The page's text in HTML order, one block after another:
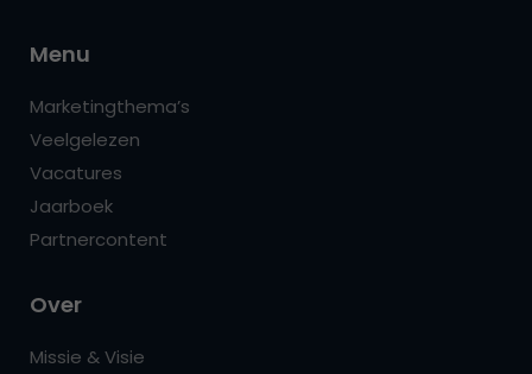
Menu
Marketingthema’s
Veelgelezen
Vacatures
Jaarboek
Partnercontent
Over
Missie & Visie